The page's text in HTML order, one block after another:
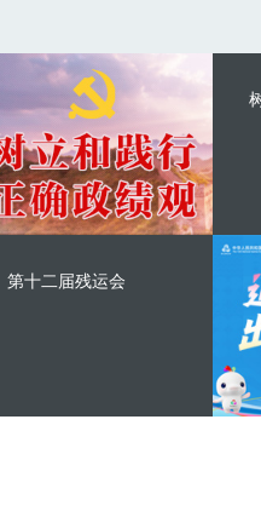
第十二届残运会